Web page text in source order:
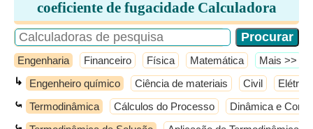
coeficiente de fugacidade Calculadora
Engenharia Financeiro Física Matemática ​Mais >>
↳ Engenheiro químico Ciência de materiais Civil Elétrico
⤿ Termodinâmica Cálculos do Processo Dinâmica e